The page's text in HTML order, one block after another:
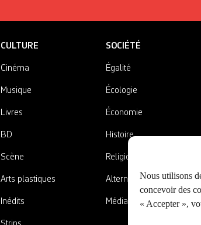
Nous utilisons
concevoir des
« Accepter »,
CULTURE
Cinéma
Musique
Livres
BD
Scène
Arts plastiques
Inédits
SOCIÉTÉ
Égalité
Écologie
Économie
Histoire
Religions
Alternatives
Médias